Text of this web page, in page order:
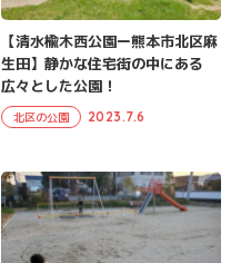
【清水楡木西公園ー熊本市北区麻
生田】静かな住宅街の中にある
広々とした公園！
北区の公園 2023.7.6